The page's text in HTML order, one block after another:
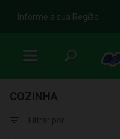
b
Informe a sua Região
COZINHA